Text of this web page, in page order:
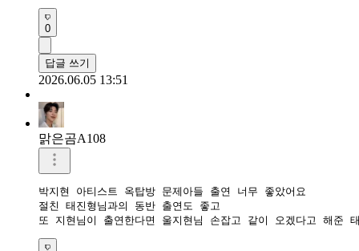
0
답글 쓰기
2026.06.05 13:51
맑은곰A108
박지현 아티스트 옥탑방 문제아들 출연 너무 좋았어요
절친 태진형님과의 동반 출연도 좋고
또 지현님이 출연한다면 울지현님 손잡고 같이 오겠다고 해준